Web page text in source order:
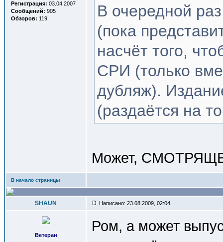
Регистрация: 03.04.2007
Сообщений: 905
Обзоров: 119
В очередной
(пока
насчёт того,
СРИ (только
дубляж).
(раздаётся на
Может,
В начало страницы
SHAUN Написано: 23.08.2009, 02:04
Ветеран
Ром, а может